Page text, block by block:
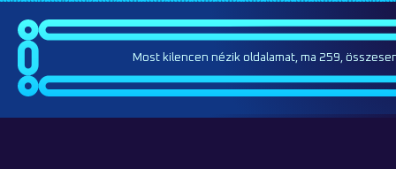
Most kilencen nézik oldalamat, ma 259,